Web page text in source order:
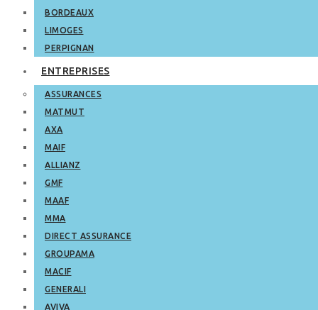
BORDEAUX
LIMOGES
PERPIGNAN
ENTREPRISES
ASSURANCES
MATMUT
AXA
MAIF
ALLIANZ
GMF
MAAF
MMA
DIRECT ASSURANCE
GROUPAMA
MACIF
GENERALI
AVIVA